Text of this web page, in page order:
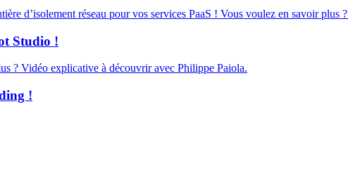
d’isolement réseau pour vos services PaaS ! Vous voulez en savoir
Studio !
? Vidéo explicative à découvrir avec Philippe Paiola.
!